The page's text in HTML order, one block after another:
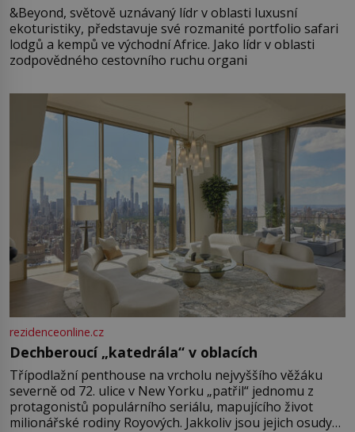
&Beyond, světově uznávaný lídr v oblasti luxusní
ekoturistiky, představuje své rozmanité portfolio safari
lodgů a kempů ve východní Africe. Jako lídr v oblasti
zodpovědného cestovního ruchu organi
rezidenceonline.cz
Dechberoucí „katedrála“ v oblacích
Třípodlažní penthouse na vrcholu nejvyššího věžáku
severně od 72. ulice v New Yorku „patřil“ jednomu z
protagonistů populárního seriálu, mapujícího život
milionářské rodiny Royových. Jakkoliv jsou jejich osudy